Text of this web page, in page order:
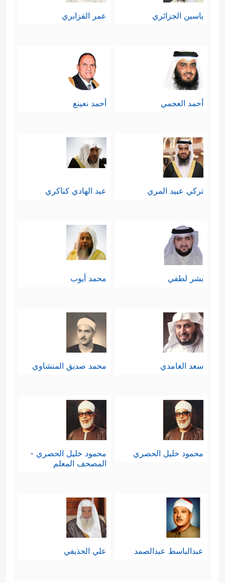
ياسين الجزائري عمر القزابري
أحمد العجمي أحمد نعينع
تركي عبيد المري عبد الهادي كناكري
بشر لطفي محمد أيوب
سعد الغامدي محمد صديق المنشاوي
محمود خليل الحصري
محمود خليل الحصري -
المصحف المعلم
عبدالباسط عبدالصمد علي الحذيفي